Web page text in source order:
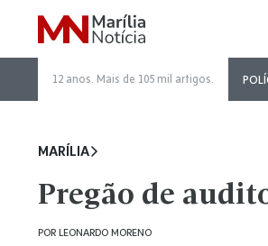
12 anos. Mais de 105 mil artigos.
MARÍLIA
Pregão de
POR LEONARDO MORENO